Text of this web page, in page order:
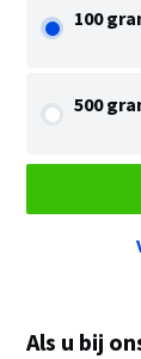
100
500
Als u bij